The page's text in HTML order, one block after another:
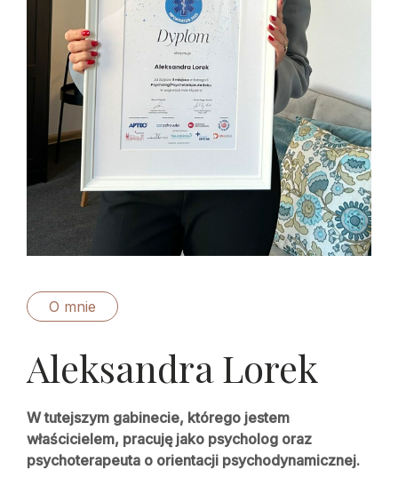
O mnie
Aleksandra Lorek
W tutejszym gabinecie, którego jestem
właścicielem, pracuję jako psycholog oraz
psychoterapeuta o orientacji psychodynamicznej.